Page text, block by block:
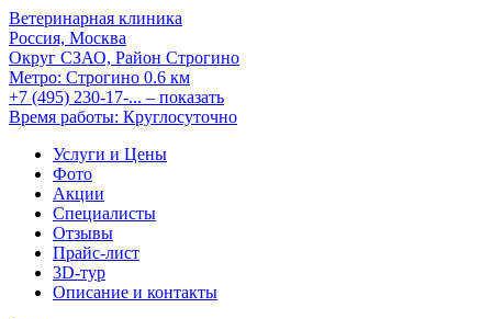
Ветеринарная клиника
Россия, Москва
Округ СЗАО, Район Строгино
Метро: Строгино 0.6 км
+7 (495) 230-17-... – показать
Время работы: Круглосуточно
Услуги и Цены
Фото
Акции
Специалисты
Отзывы
Прайс-лист
3D-тур
Описание и контакты